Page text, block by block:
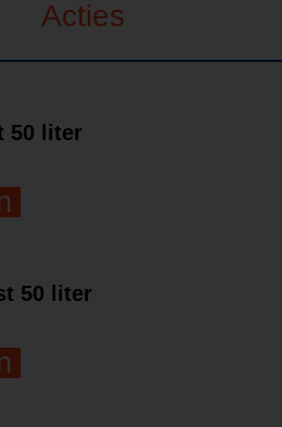
Acties
50 liter
50 liter